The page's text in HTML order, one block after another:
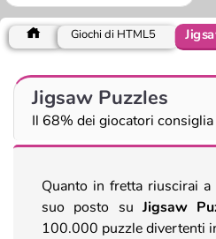
Giochi di HTML5
Jigsaw Puzzles
Il 68% dei giocatori
Quanto in fretta riuscirai
suo posto suJigsaw
100.000 puzzle divertenti